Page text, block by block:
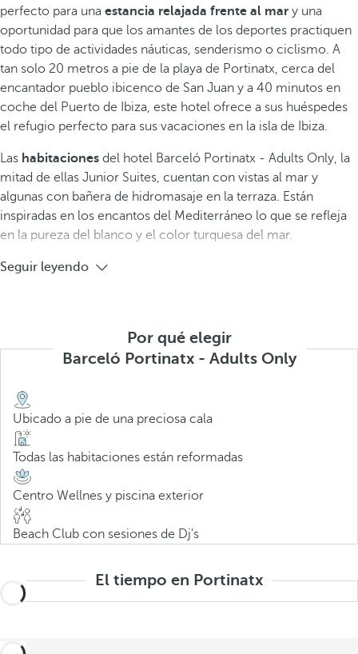
perfecto para una estancia relajada frente al mar y una
oportunidad para que los amantes de los deportes practiquen
todo tipo de actividades náuticas, senderismo o ciclismo. A
tan solo 20 metros a pie de la playa de Portinatx, cerca del
encantador pueblo ibicenco de San Juan y a 40 minutos en
coche del Puerto de Ibiza, este hotel ofrece a sus huéspedes
el refugio perfecto para sus vacaciones en la isla de Ibiza.
Las habitaciones del hotel Barceló Portinatx - Adults Only, la
mitad de ellas Junior Suites, cuentan con vistas al mar y
algunas con bañera de hidromasaje en la terraza. Están
inspiradas en los encantos del Mediterráneo lo que se refleja
en la pureza del blanco y el color turquesa del mar.
Seguir leyendo
Por qué elegir
Barceló Portinatx - Adults Only
Ubicado a pie de una preciosa cala
Todas las habitaciones están reformadas
Centro Wellnes y piscina exterior
Beach Club con sesiones de Dj's
El tiempo en Portinatx